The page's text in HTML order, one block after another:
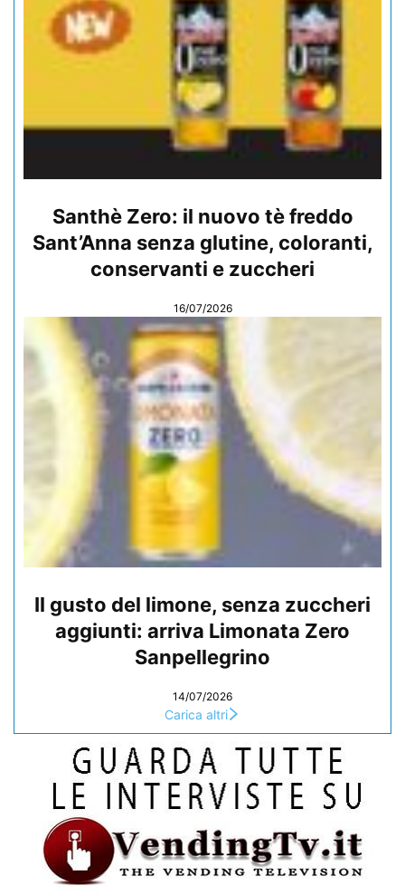
Santhè Zero: il nuovo tè freddo
Sant’Anna senza glutine, coloranti,
conservanti e zuccheri
16/07/2026
Il gusto del limone, senza zuccheri
aggiunti: arriva Limonata Zero
Sanpellegrino
14/07/2026
Carica altri